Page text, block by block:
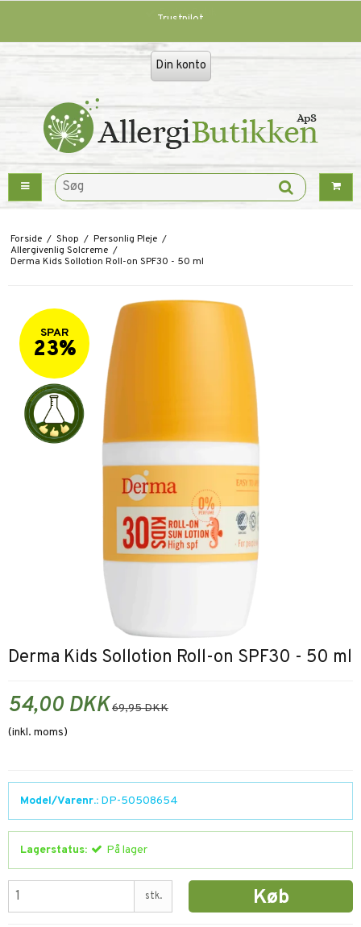
Trustpilot
Din konto
Forside / Shop / Personlig Pleje /
Allergivenlig Solcreme /
Derma Kids Sollotion Roll-on SPF30 - 50 ml
SPAR
23%
Derma Kids Sollotion Roll-on SPF30 - 50 ml
54,00 DKK69,95 DKK
(inkl. moms)
Model/Varenr.: DP-50508654
Lagerstatus: På lager
stk. Køb